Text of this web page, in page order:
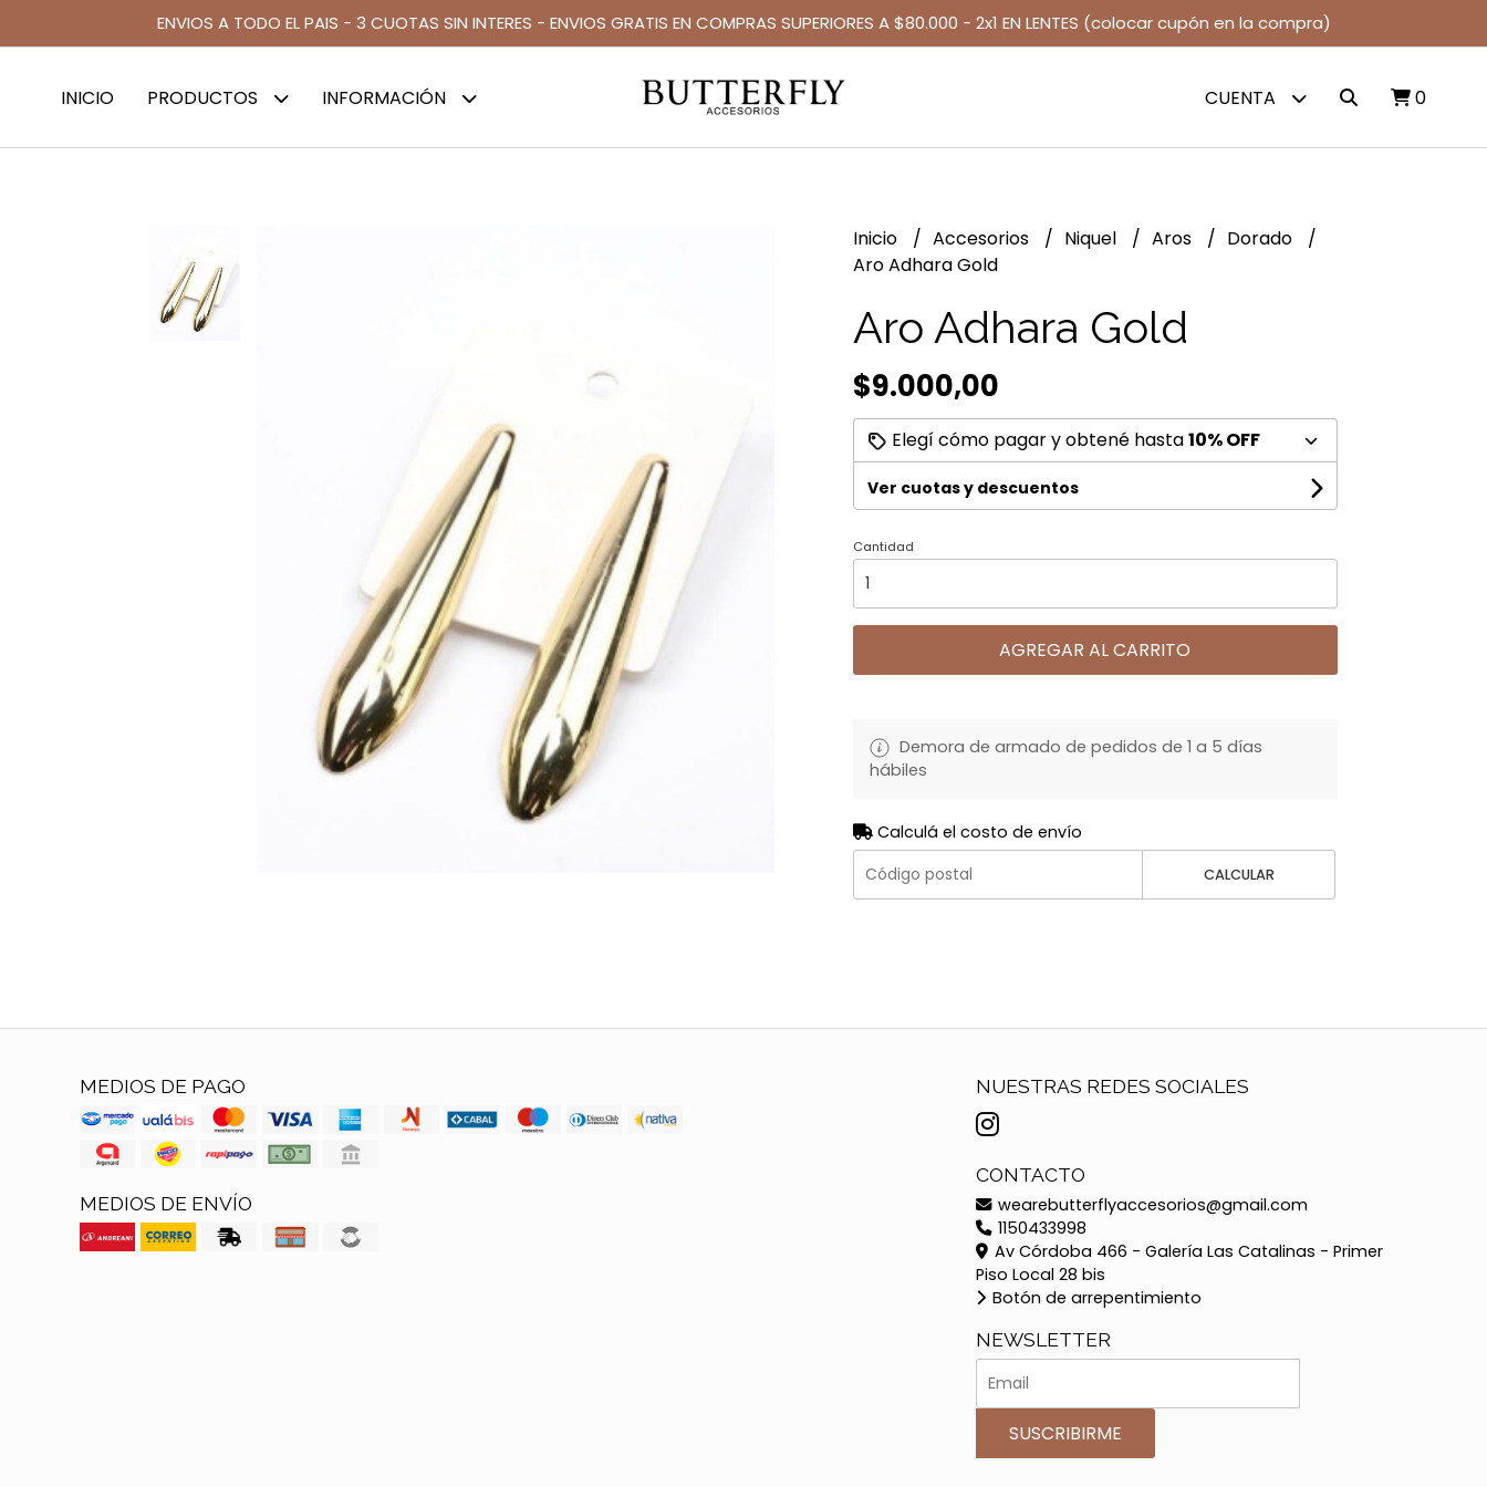
ENVIOS A TODO EL PAIS - 3 CUOTAS SIN INTERES - ENVIOS GRATIS EN COMPRAS SUPERIORES A $80.000 - 2x1 EN LENTES (colocar cupón en la compra)
INICIO PRODUCTOS INFORMACIÓN CUENTA 0
Inicio Accesorios Niquel Aros
Dorado
Aro Adhara Gold
Aro Adhara Gold
$9.000,00
Elegí cómo pagar y obtené hasta10% OFF
Ver cuotas y descuentos
Cantidad
AGREGAR AL CARRITO
Demora de armado de pedidos de 1 a 5 días
hábiles
Calculá el costo de envío
CALCULAR
MEDIOS DE PAGO
MEDIOS DE ENVÍO
NUESTRAS REDES SOCIALES
CONTACTO
wearebutterflyaccesorios@gmail.com
1150433998
Av Córdoba 466 - Galería Las Catalinas - Primer
Piso Local 28 bis
Botón de arrepentimiento
NEWSLETTER
SUSCRIBIRME